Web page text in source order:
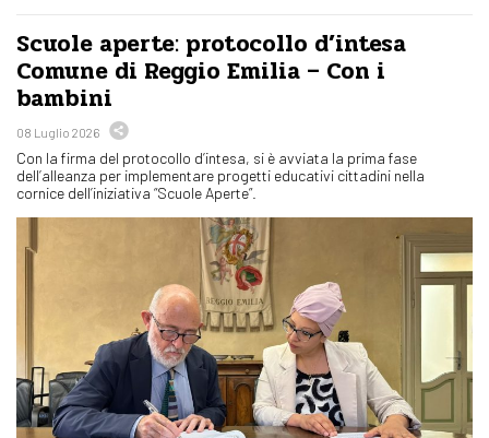
Scuole aperte: protocollo d’intesa
Comune di Reggio Emilia – Con i
bambini
08 Luglio 2026
Con la firma del protocollo d’intesa, si è avviata la prima fase
dell’alleanza per implementare progetti educativi cittadini nella
cornice dell’iniziativa “Scuole Aperte”.